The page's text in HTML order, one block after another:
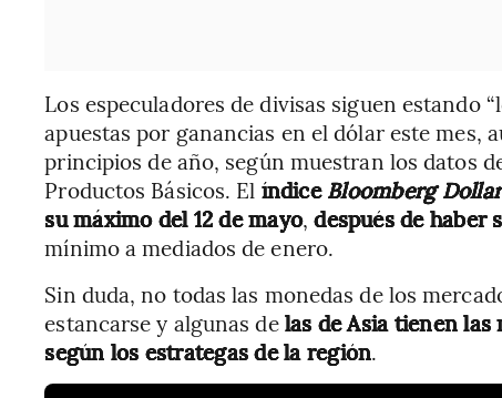
Los especuladores de divisas siguen estando
apuestas por ganancias en el dólar este mes,
principios de año, según muestran los datos
Productos Básicos. El índiceBloomberg
su máximo del 12 de mayo,después de haber
mínimo a mediados de enero.
Sin duda, no todas las monedas de los
estancarse y algunas delas de Asia tienen
según los estrategas de la región.